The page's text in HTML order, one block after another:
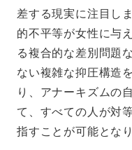
差する現実に注目し
的不平等が女性に与
る複合的な差別問題
ない複雑な抑圧構造
り、アナーキズムの
て、すべての人が対
指すことが可能となり